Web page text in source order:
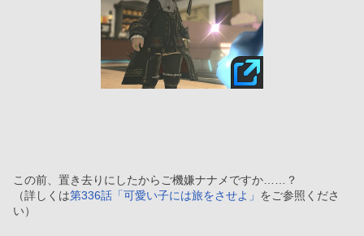
この前、置き去りにしたからご機嫌ナナメですか……？
（詳しくは第336話「可愛い子には旅をさせよ」 をご参照くださ
い）